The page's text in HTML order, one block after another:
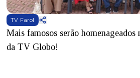
TV Farol
Mais famosos serão homenageados
da TV Globo!